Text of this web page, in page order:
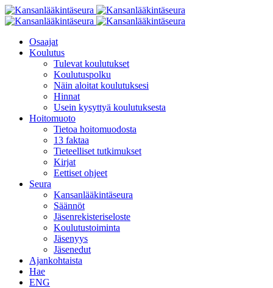
Osaajat
Koulutus
Tulevat koulutukset
Koulutuspolku
Näin aloitat koulutuksesi
Hinnat
Usein kysyttyä koulutuksesta
Hoitomuoto
Tietoa hoitomuodosta
13 faktaa
Tieteelliset tutkimukset
Kirjat
Eettiset ohjeet
Seura
Kansanlääkintäseura
Säännöt
Jäsenrekisteriseloste
Koulutustoiminta
Jäsenyys
Jäsenedut
Ajankohtaista
Hae
ENG